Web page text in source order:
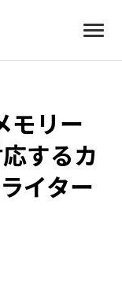
く
モリー
するカ
イター